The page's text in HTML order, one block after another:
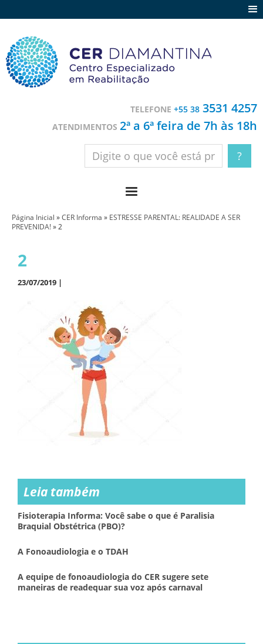
Contato
TELEFONE +55 38 3531 4257
ATENDIMENTOS 2ª a 6ª feira de 7h às 18h
Página Inicial »CER Informa » ESTRESSE PARENTAL: REALIDADE A SER
PREVENIDA!»2
2
23/07/2019 |
Leia também
Fisioterapia Informa: Você sabe o que é Paralisia
Braquial Obstétrica (PBO)?
A Fonoaudiologia e o TDAH
A equipe de fonoaudiologia do CER sugere sete
maneiras de readequar sua voz após carnaval